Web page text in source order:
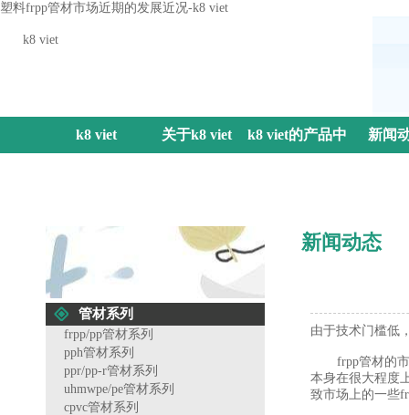
塑料frpp管材市场近期的发展近况-k8 viet
k8 viet
k8 viet 关于k8 viet k8 viet的产品中 新闻
管材系列
frpp/pp管材系列
pph管材系列
ppr/pp-r管材系列
uhmwpe/pe管材系列
cpvc管材系列
新闻动态
由于技术门槛低
frpp管材的市
本身在很大程度
致市场上的一些